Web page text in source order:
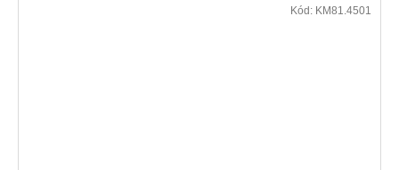
Kód: KM81.4501